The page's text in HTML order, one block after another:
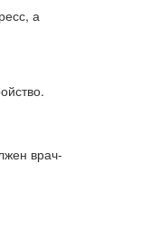
а
врач-